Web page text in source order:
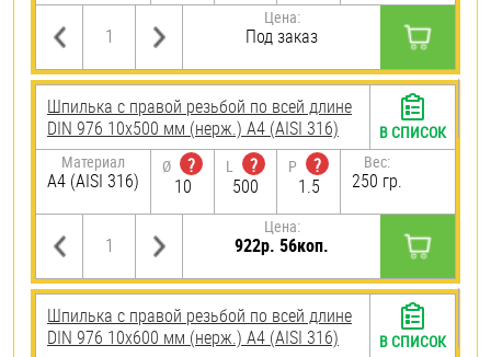
Цена:
Под заказ
Шпилька с правой резьбой по всей длине
DIN 976 10х500 мм (нерж.) A4 (AISI 316)
Материал
A4 (AISI 316)
Ø
?
10
L
?
500
P
?
1.5
Вес:
250 гр.
Цена:
922р. 56коп.
В СПИСОК
Шпилька с правой резьбой по всей длине
DIN 976 10х600 мм (нерж.) A4 (AISI 316)
В СПИСОК